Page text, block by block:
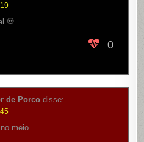
💀
0
de Porco disse:
meio